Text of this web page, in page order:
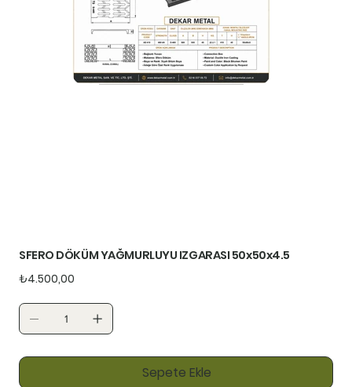
SFERO DÖKÜM YAĞMURLUYU IZGARASI 50x50x4.5
Fiyat
₺4.500,00
Sepete Ekle